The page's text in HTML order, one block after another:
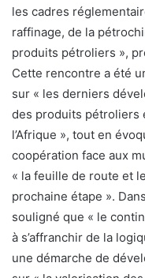
les cadres
raffinage, de la
produits pétroliers »,
Cette rencontre a été
sur « les derniers
des produits pétroliers
l’Afrique », tout en
coopération face aux
« la feuille de route et
prochaine étape ».
souligné que « le
à s’affranchir de la
une démarche de